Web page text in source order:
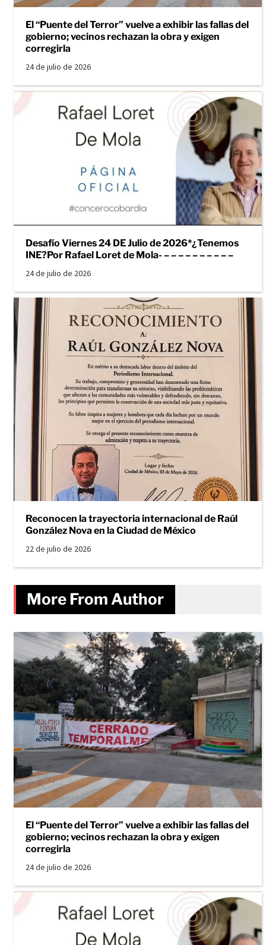
El “Puente del Terror” vuelve a exhibir las fallas del
gobierno; vecinos rechazan la obra y exigen
corregirla
24 de julio de 2026
Desafío Viernes 24 DE Julio de 2026*¿Tenemos
INE?Por Rafael Loret de Mola- – – – – – – – – – –
24 de julio de 2026
Reconocen la trayectoria internacional de Raúl
González Nova en la Ciudad de México
22 de julio de 2026
More From Author
El “Puente del Terror” vuelve a exhibir las fallas del
gobierno; vecinos rechazan la obra y exigen
corregirla
24 de julio de 2026